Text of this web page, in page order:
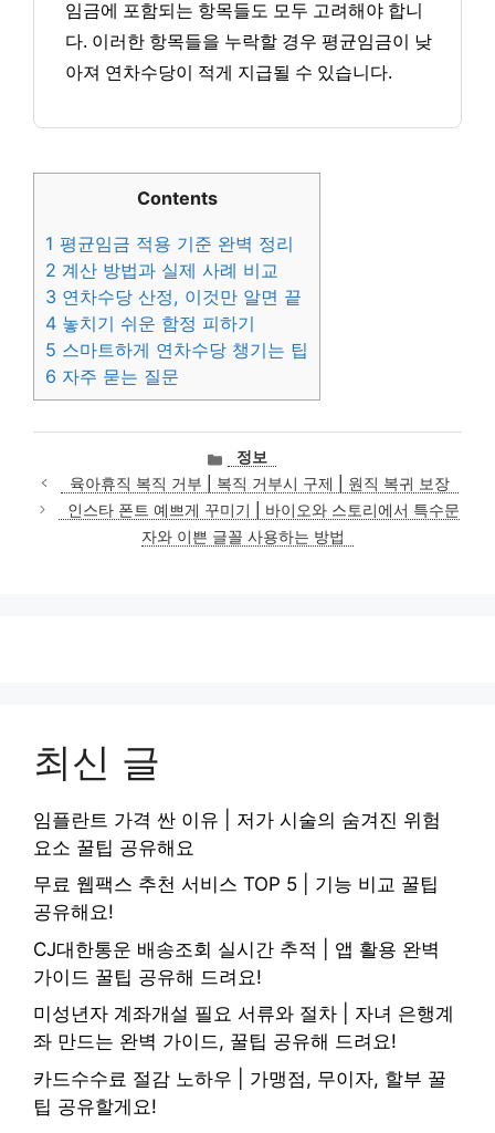
임금에 포함되는 항목들도 모두 고려해야 합니
다. 이러한 항목들을 누락할 경우 평균임금이 낮
아져 연차수당이 적게 지급될 수 있습니다.
Contents
1 평균임금 적용 기준 완벽 정리
2 계산 방법과 실제 사례 비교
3 연차수당 산정, 이것만 알면 끝
4 놓치기 쉬운 함정 피하기
5 스마트하게 연차수당 챙기는 팁
6 자주 묻는 질문
카
테
고
리
정보
육아휴직 복직 거부 | 복직 거부시 구제 | 원직 복귀 보장
인스타 폰트 예쁘게 꾸미기 | 바이오와 스토리에서 특수문
자와 이쁜 글꼴 사용하는 방법
최신 글
임플란트 가격 싼 이유 | 저가 시술의 숨겨진 위험
요소 꿀팁 공유해요
무료 웹팩스 추천 서비스 TOP 5 | 기능 비교 꿀팁
공유해요!
CJ대한통운 배송조회 실시간 추적 | 앱 활용 완벽
가이드 꿀팁 공유해 드려요!
미성년자 계좌개설 필요 서류와 절차 | 자녀 은행계
좌 만드는 완벽 가이드, 꿀팁 공유해 드려요!
카드수수료 절감 노하우 | 가맹점, 무이자, 할부 꿀
팁 공유할게요!